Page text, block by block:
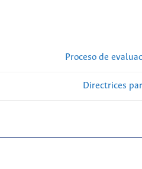
Proceso de
Directrices